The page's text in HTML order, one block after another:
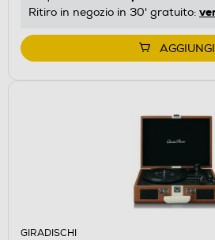
Ritiro in negozio in 30' gratuito:
AGGIUNGI
GIRADISCHI